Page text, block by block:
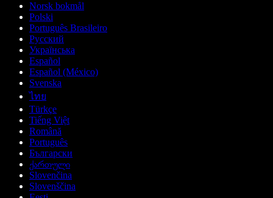
Norsk bokmål
Polski
Português Brasileiro
Русский
Українська
Español
Español (México)
Svenska
ไทย
Türkçe
Tiếng Việt
Română
Português
Български
ქართული
Slovenčina
Slovenščina